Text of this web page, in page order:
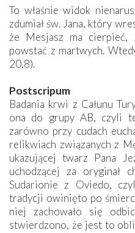
To właśnie widok
zdumiał św. Jana, który
że Mesjasz ma cierpieć,
powstać z martwych.
20,8).
Postscripum
Badania krwi z Całunu
ona do grupy AB, czyli
zarówno przy cudach
relikwiach związanych z
ukazującej twarz Pana
uchodzącej za oryginał
Sudarionie z Oviedo,
tradycji owinięto po
niej zachowało się
stwierdzono, że jest to